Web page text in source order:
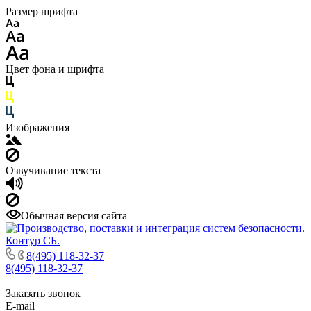
Размер шрифта
Цвет фона и шрифта
Изображения
Озвучивание текста
Обычная версия сайта
8(495) 118-32-37
8(495) 118-32-37
Заказать звонок
E-mail